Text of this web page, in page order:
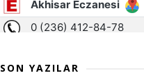
SON YAZILAR